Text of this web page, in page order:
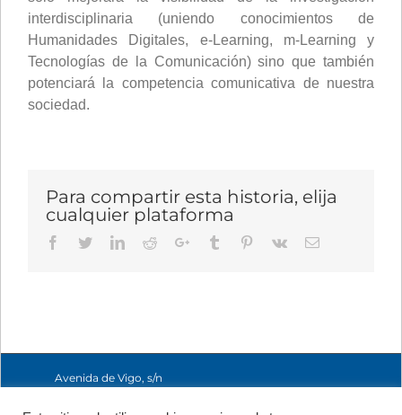
interdisciplinaria (uniendo conocimientos de
Humanidades Digitales, e-Learning, m-Learning y
Tecnologías de la Comunicación) sino que también
potenciará la competencia comunicativa de nuestra
sociedad.
Para compartir esta historia, elija
cualquier plataforma
Facebook
TwitterLinkedIn
RedditGoogle+Tumblr Pinterest
Vk Email
Avenida de Vigo, s/n
Compostela, A